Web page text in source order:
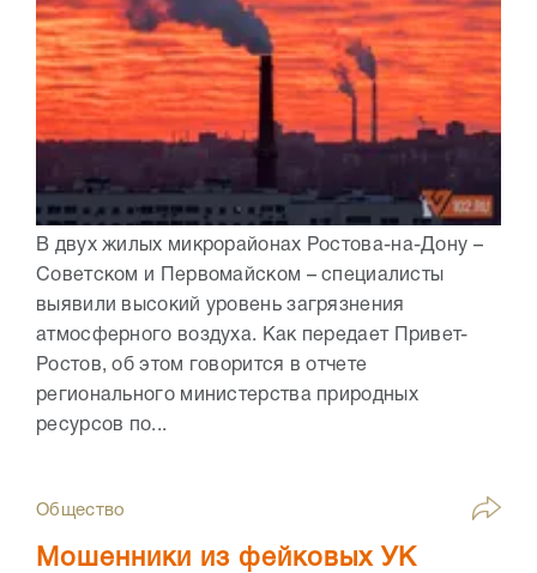
В двух жилых микрорайонах Ростова-на-Дону –
Советском и Первомайском – специалисты
выявили высокий уровень загрязнения
атмосферного воздуха. Как передает Привет-
Ростов, об этом говорится в отчете
регионального министерства природных
ресурсов по...
Общество
Мошенники из фейковых УК